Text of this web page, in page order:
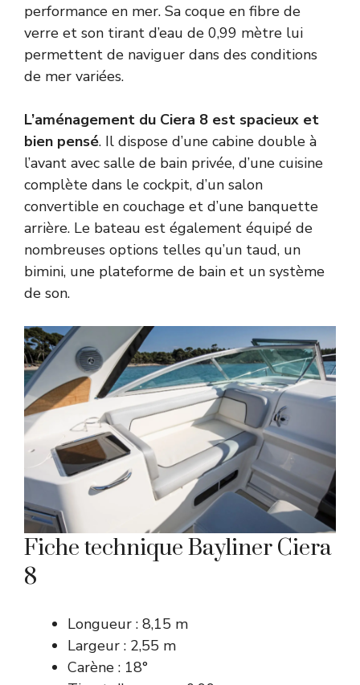
performance en mer. Sa coque en fibre de
verre et son tirant d’eau de 0,99 mètre lui
permettent de naviguer dans des conditions
de mer variées.
L’aménagement du Ciera 8 est spacieux et
bien pensé. Il dispose d’une cabine double à
l’avant avec salle de bain privée, d’une cuisine
complète dans le cockpit, d’un salon
convertible en couchage et d’une banquette
arrière. Le bateau est également équipé de
nombreuses options telles qu’un taud, un
bimini, une plateforme de bain et un système
de son.
Fiche technique Bayliner Ciera
8
Longueur : 8,15 m
Largeur : 2,55 m
Carène : 18°